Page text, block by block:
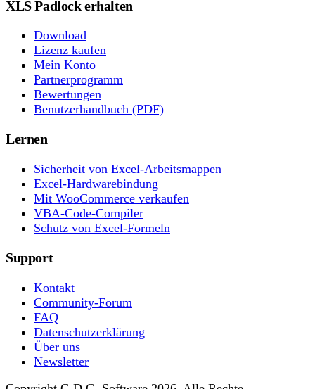
XLS Padlock erhalten
Download
Lizenz kaufen
Mein Konto
Partnerprogramm
Bewertungen
Benutzerhandbuch (PDF)
Lernen
Sicherheit von Excel-Arbeitsmappen
Excel-Hardwarebindung
Mit WooCommerce verkaufen
VBA-Code-Compiler
Schutz von Excel-Formeln
Support
Kontakt
Community-Forum
FAQ
Datenschutzerklärung
Über uns
Newsletter